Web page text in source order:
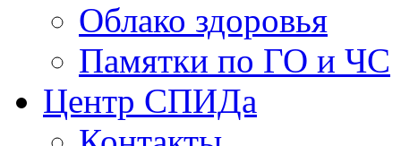
Облако здоровья
Памятки по ГО и ЧС
Центр СПИДа